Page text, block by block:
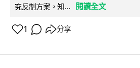
究反制方案。知...
閱讀全文
1 分享